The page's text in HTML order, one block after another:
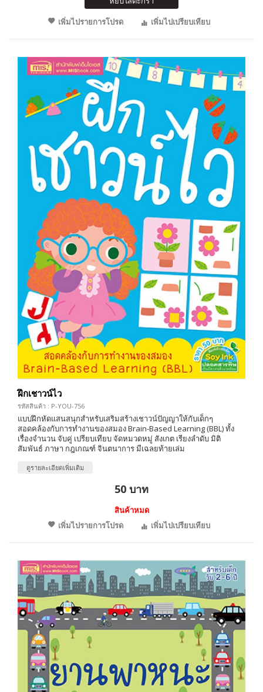
เพิ่มไปรายการโปรด
เพิ่มไปเปรียบเทียบ
ฝึกเชาวน์ไว
รหัสสินค้า : P-YOU-756
แบบฝึกหัดแสนสนุกสำหรับเสริมสร้างเชาวน์ปัญญาให้กับเด็กๆ
สอดคล้องกับการทำงานของสมอง Brain-Based Learning (BBL) ทั้ง
เรื่องจำนวน จับคู่ เปรียบเทียบ จัดหมวดหมู่ สังเกต เรียงลำดับ มิติ
สัมพันธ์ ภาษา กฎเกณฑ์ จินตนาการ มีเฉลยท้ายเล่ม
ดูรายละเอียดเพิ่มเติม
50 บาท
สินค้าหมด
เพิ่มไปรายการโปรด
เพิ่มไปเปรียบเทียบ